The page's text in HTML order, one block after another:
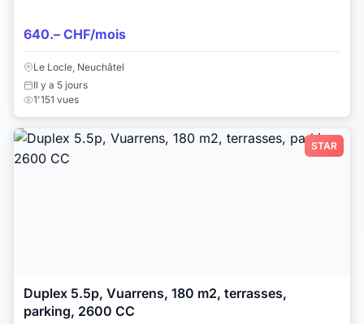
640.– CHF/mois
Le Locle, Neuchâtel
Il y a 5 jours
1'151 vues
STAR
Duplex 5.5p, Vuarrens, 180 m2, terrasses,
parking, 2600 CC